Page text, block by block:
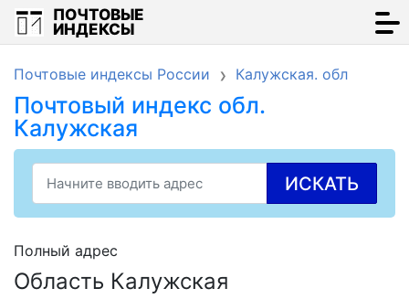
ПОЧТОВЫЕ
ИНДЕКСЫ
Почтовые индексы России Калужская. обл
Почтовый индекс обл.
Калужская
ИСКАТЬ
Полный адрес
Область Калужская